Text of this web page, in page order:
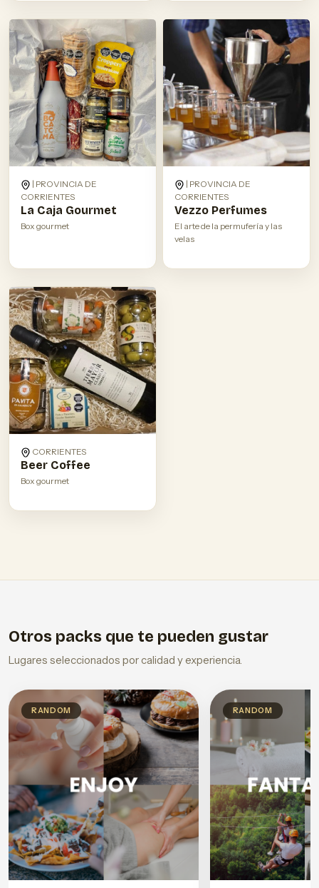
| PROVINCIA DE
CORRIENTES
La Caja Gourmet
Box gourmet
| PROVINCIA DE
CORRIENTES
Vezzo Perfumes
El arte de la permufería y las
velas
CORRIENTES
Beer Coffee
Box gourmet
Otros packs que te pueden gustar
Lugares seleccionados por calidad y experiencia.
RANDOM RANDOM